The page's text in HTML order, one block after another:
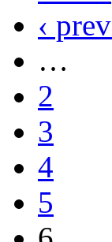
‹
…
2
3
4
5